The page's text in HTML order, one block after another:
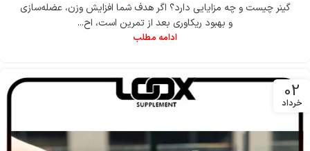
گینر چیست و چه مزایایی دارد؟ اگر هدف شما افزایش وزن، عضله‌سازی
و بهبود ریکاوری بعد از تمرین است، اح...
ادامه مطلب
02
خرداد